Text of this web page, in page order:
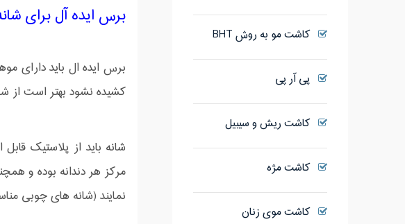
برس ایده آل برای
برس ایده ال باید دارای
کشیده نشود بهتر است از
شانه باید از پلاستیک
مرکز هر دندانه بوده و
نمایند (شانه های چوبی
کاشت مو به روش BHT
پی آر پی
کاشت ریش و سیبیل
کاشت مژه
کاشت موی زنان